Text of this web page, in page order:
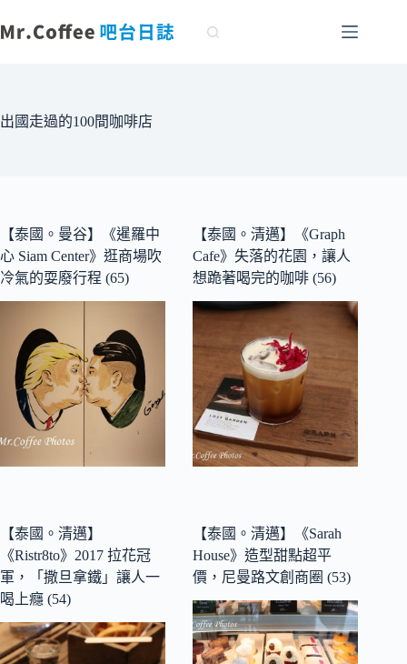
至
容
出國走過的100間咖啡店
【泰國。曼谷】《暹羅中
心 Siam Center》逛商場吹
冷氣的耍廢行程 (65)
【泰國。清邁】《Graph
Cafe》失落的花園，讓人
想跪著喝完的咖啡 (56)
【泰國。清邁】
《Ristr8to》2017 拉花冠
軍，「撒旦拿鐵」讓人一
喝上癮 (54)
【泰國。清邁】《Sarah
House》造型甜點超平
價，尼曼路文創商圈 (53)